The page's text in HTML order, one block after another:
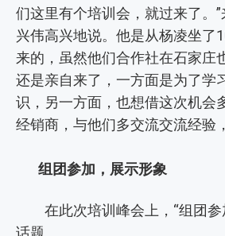
们这里有个培训会，就过来了。
兴伟高兴地说。他是从杨凌坐了
来的，虽然他们合作社在石家庄
还是亲自来了，一方面是为了学
识，另一方面，也想借这次机会
经销商，与他们多交流交流经验
组团参加，展示形象
在此次培训峰会上，“组团参
话题。